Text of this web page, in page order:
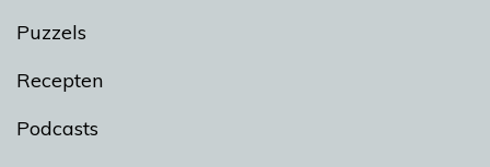
Puzzels
Recepten
Podcasts